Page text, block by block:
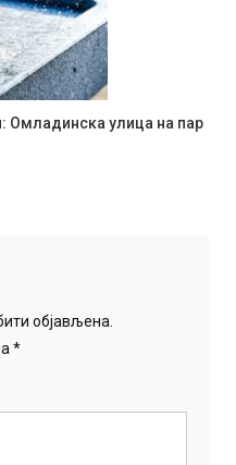
Омладинска улица на пар
објављена.
*